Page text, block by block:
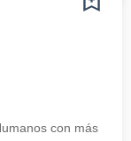
con más